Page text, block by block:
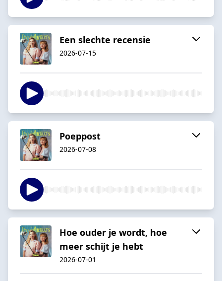
Een slechte recensie
2026-07-15
Poeppost
2026-07-08
Hoe ouder je wordt, hoe
meer schijt je hebt
2026-07-01